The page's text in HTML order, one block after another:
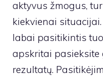
aktyvus žmogus,
kiekvienai
labai pasitikintis
apskritai pasieksite
rezultatų.